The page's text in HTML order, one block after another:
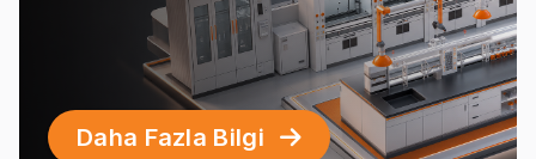
Daha Fazla Bilgi